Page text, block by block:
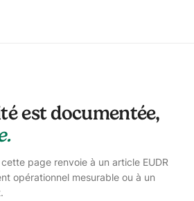
est documentée,
page renvoie à un article EUDR
opérationnel mesurable ou à un